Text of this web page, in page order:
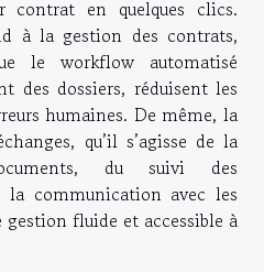
contrat en quelques clics.
à la gestion des contrats,
le workflow automatisé
des dossiers, réduisent les
humaines. De même, la
qu’il s’agisse de la
du suivi des
la communication avec les
fluide et accessible à